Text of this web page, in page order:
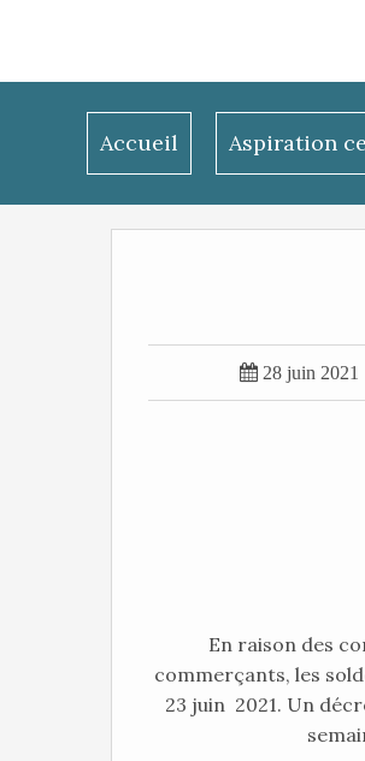
Accueil Aspiration
 28 juin 2021
En raison des
commerçants, les
23 juin 2021. Un